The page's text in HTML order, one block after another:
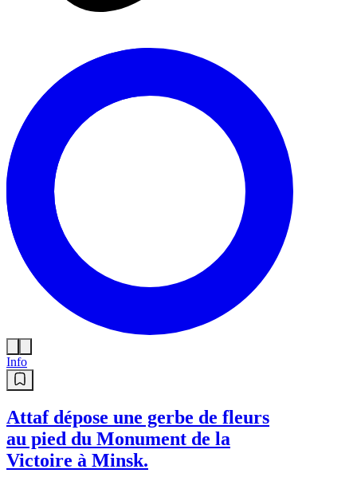
Info
Attaf dépose une gerbe de fleurs
au pied du Monument de la
Victoire à Minsk.